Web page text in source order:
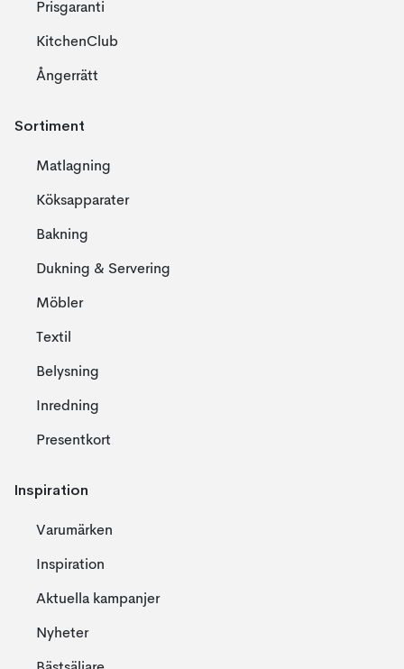
Prisgaranti
KitchenClub
Ångerrätt
Sortiment
Matlagning
Köksapparater
Bakning
Dukning & Servering
Möbler
Textil
Belysning
Inredning
Presentkort
Inspiration
Varumärken
Inspiration
Aktuella kampanjer
Nyheter